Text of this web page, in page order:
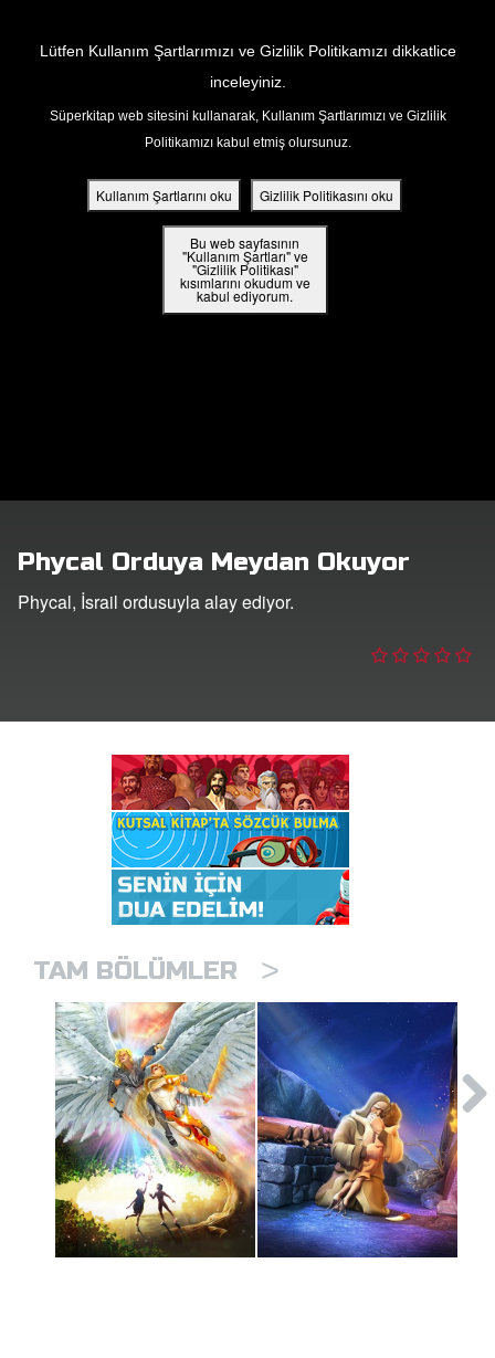
Lütfen Kullanım Şartlarımızı ve Gizlilik Politikamızı dikkatlice
inceleyiniz.
Süperkitap web sitesini kullanarak, Kullanım Şartlarımızı ve Gizlilik
Politikamızı kabul etmiş olursunuz.
Kullanım Şartlarını oku Gizlilik Politikasını oku
Bu web sayfasının
"Kullanım Şartları" ve
"Gizlilik Politikası"
kısımlarını okudum ve
kabul ediyorum.
İndirin!
Phycal Orduya Meydan Okuyor
Phycal, İsrail ordusuyla alay ediyor.
TAM BÖLÜMLER >